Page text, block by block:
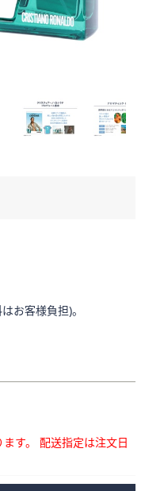
お客様負担)。
す。
配送指定は注文日